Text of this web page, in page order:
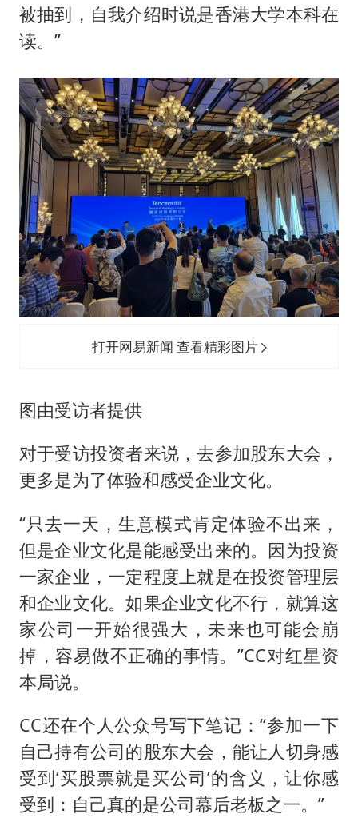
被抽到，自我介绍时说是香港大学本科在
读。”
打开网易新闻 查看精彩图片
图由受访者提供
对于受访投资者来说，去参加股东大会，
更多是为了体验和感受企业文化。
“只去一天，生意模式肯定体验不出来，
但是企业文化是能感受出来的。因为投资
一家企业，一定程度上就是在投资管理层
和企业文化。如果企业文化不行，就算这
家公司一开始很强大，未来也可能会崩
掉，容易做不正确的事情。”CC对红星资
本局说。
CC还在个人公众号写下笔记：“参加一下
自己持有公司的股东大会，能让人切身感
受到‘买股票就是买公司’的含义，让你感
受到：自己真的是公司幕后老板之一。”